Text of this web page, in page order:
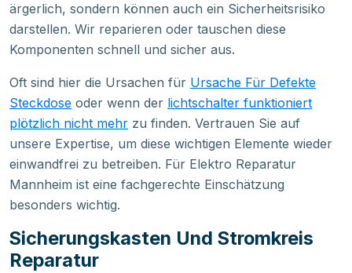
ärgerlich, sondern können auch ein Sicherheitsrisiko
darstellen. Wir reparieren oder tauschen diese
Komponenten schnell und sicher aus.
Oft sind hier die Ursachen für Ursache Für Defekte
Steckdose oder wenn der lichtschalter funktioniert
plötzlich nicht mehr zu finden. Vertrauen Sie auf
unsere Expertise, um diese wichtigen Elemente wieder
einwandfrei zu betreiben. Für Elektro Reparatur
Mannheim ist eine fachgerechte Einschätzung
besonders wichtig.
Sicherungskasten Und Stromkreis
Reparatur